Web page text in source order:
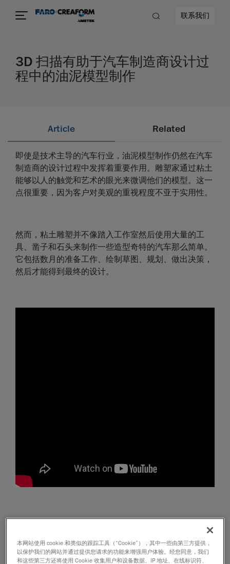
联系我们
3D 扫描有助于汽车制造商设计过
程中的油泥模型制作
Article Related
即使是技术主导的汽车行业，油泥模型制作仍然在汽车
制造商的设计过程中发挥着重要作用。雕塑家通过粘土
能够以人的触觉和艺术的眼光来微调他们的模型。这一
点很重要，因为客户对美观的重视程度不亚于实用性。
然而，粘土雕塑并不像踏入工作室然后使用大量的工
具、凿子和石头来制作一些造型奇特的汽车那么简单。
它包括数月的准备工作、绘制草图、规划、做出决策，
然后才能得到最终的设计。
挑战：油泥模型制作师和数字化模型制作
师如何结合他们各自的专长来创造未来的
汽车？
本网站使用 cookie 和类似的跟踪工具（“Cookie”），其中一些由第三方提供，
以保护我们的网站并通过提供您请求的功能来增强用户体验。经您同意，我们
和这些第三方还将使用 Cookie 收集用户和设备数据、IP 地址、在线标识符、